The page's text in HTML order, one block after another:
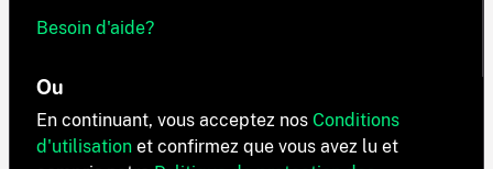
Besoin d'aide?
Ou
En continuant, vous acceptez nos Conditions
d'utilisation et confirmez que vous avez lu et